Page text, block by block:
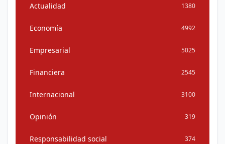
Actualidad 1380
Economía 4992
Empresarial 5025
Financiera 2545
Internacional 3100
Opinión 319
Responsabilidad social 374